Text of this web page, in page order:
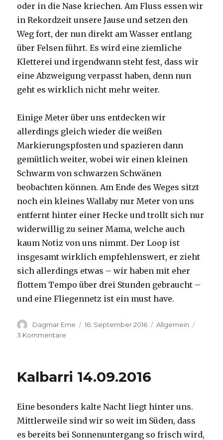
oder in die Nase kriechen. Am Fluss essen wir
in Rekordzeit unsere Jause und setzen den
Weg fort, der nun direkt am Wasser entlang
über Felsen führt. Es wird eine ziemliche
Kletterei und irgendwann steht fest, dass wir
eine Abzweigung verpasst haben, denn nun
geht es wirklich nicht mehr weiter.
Einige Meter über uns entdecken wir
allerdings gleich wieder die weißen
Markierungspfosten und spazieren dann
gemütlich weiter, wobei wir einen kleinen
Schwarm von schwarzen Schwänen
beobachten können. Am Ende des Weges sitzt
noch ein kleines Wallaby nur Meter von uns
entfernt hinter einer Hecke und trollt sich nur
widerwillig zu seiner Mama, welche auch
kaum Notiz von uns nimmt. Der Loop ist
insgesamt wirklich empfehlenswert, er zieht
sich allerdings etwas – wir haben mit eher
flottem Tempo über drei Stunden gebraucht –
und eine Fliegennetz ist ein must have.
Autor
Dagmar Erne
Veröffentlicht
16. September 2016 Kategorien
Allgemein
3 Kommentare
Kalbarri 14.09.2016
Eine besonders kalte Nacht liegt hinter uns.
Mittlerweile sind wir so weit im Süden, dass
es bereits bei Sonnenuntergang so frisch wird,